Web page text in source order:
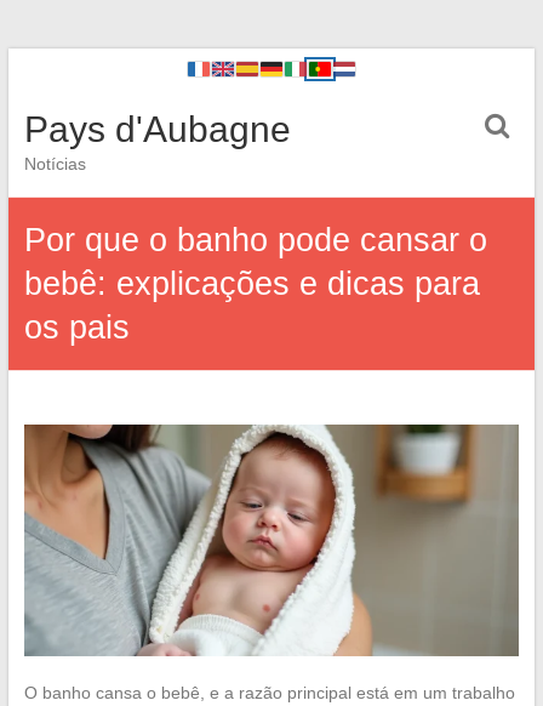
Pays d'Aubagne
Notícias
Por que o banho pode cansar o
bebê: explicações e dicas para
os pais
O banho cansa o bebê, e a razão principal está em um trabalho